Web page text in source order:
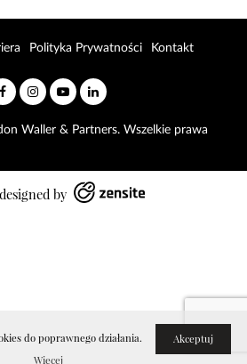
do poprawnego działania.
Akceptuj
Więcej
Waller & Partners. Wszelkie prawa
Polityka Prywatności Kontakt
by